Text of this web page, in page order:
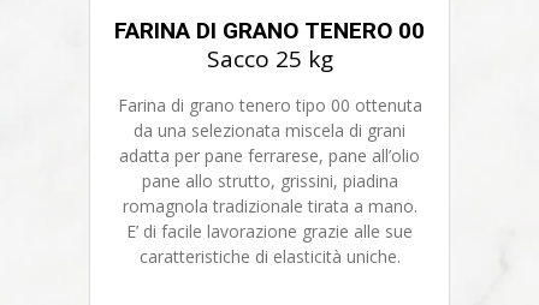
FARINA DI GRANO TENERO 00
Sacco 25 kg
Farina di grano tenero tipo 00 ottenuta
da una selezionata miscela di grani
adatta per pane ferrarese, pane all’olio
pane allo strutto, grissini, piadina
romagnola tradizionale tirata a mano.
E’ di facile lavorazione grazie alle sue
caratteristiche di elasticità uniche.